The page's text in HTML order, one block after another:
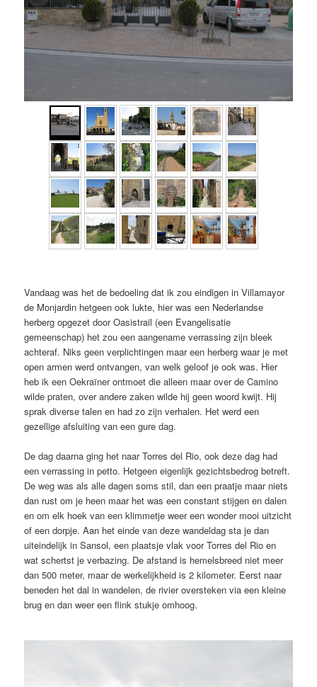
Vandaag was het de bedoeling dat ik zou eindigen in Villamayor
de Monjardin hetgeen ook lukte, hier was een Nederlandse
herberg opgezet door Oasistrail (een Evangelisatie
gemeenschap) het zou een aangename verrassing zijn bleek
achteraf. Niks geen verplichtingen maar een herberg waar je met
open armen werd ontvangen, van welk geloof je ook was. Hier
heb ik een Oekraïner ontmoet die alleen maar over de Camino
wilde praten, over andere zaken wilde hij geen woord kwijt. Hij
sprak diverse talen en had zo zijn verhalen. Het werd een
gezellige afsluiting van een gure dag.
De dag daarna ging het naar Torres del Rio, ook deze dag had
een verrassing in petto. Hetgeen eigenlijk gezichtsbedrog betreft.
De weg was als alle dagen soms stil, dan een praatje maar niets
dan rust om je heen maar het was een constant stijgen en dalen
en om elk hoek van een klimmetje weer een wonder mooi uitzicht
of een dorpje. Aan het einde van deze wandeldag sta je dan
uiteindelijk in Sansol, een plaatsje vlak voor Torres del Rio en
wat schertst je verbazing. De afstand is hemelsbreed niet meer
dan 500 meter, maar de werkelijkheid is 2 kilometer. Eerst naar
beneden het dal in wandelen, de rivier oversteken via een kleine
brug en dan weer een flink stukje omhoog.